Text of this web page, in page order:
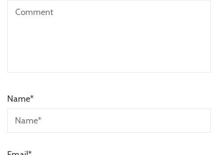
Name*